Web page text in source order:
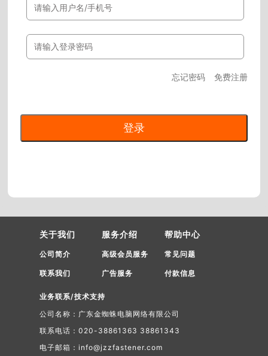
忘记密码 免费注册
关于我们
公司简介
联系我们
服务介绍
高级会员服务
广告服务
帮助中心
常见问题
付款信息
业务联系/技术支持
公司名称：广东金蜘蛛电脑网络有限公司
联系电话：020-38861363 38861343
电子邮箱：info@jzzfastener.com